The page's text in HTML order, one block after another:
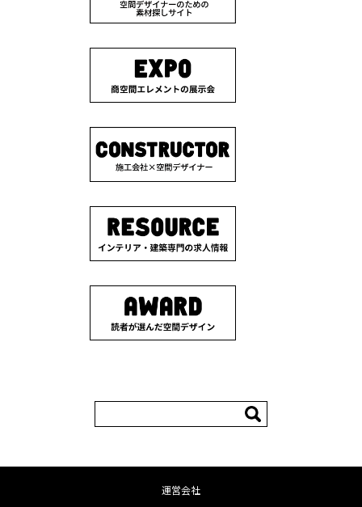
索:
運営会社